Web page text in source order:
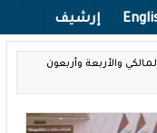
إرشيف
والأربعة وأربعون